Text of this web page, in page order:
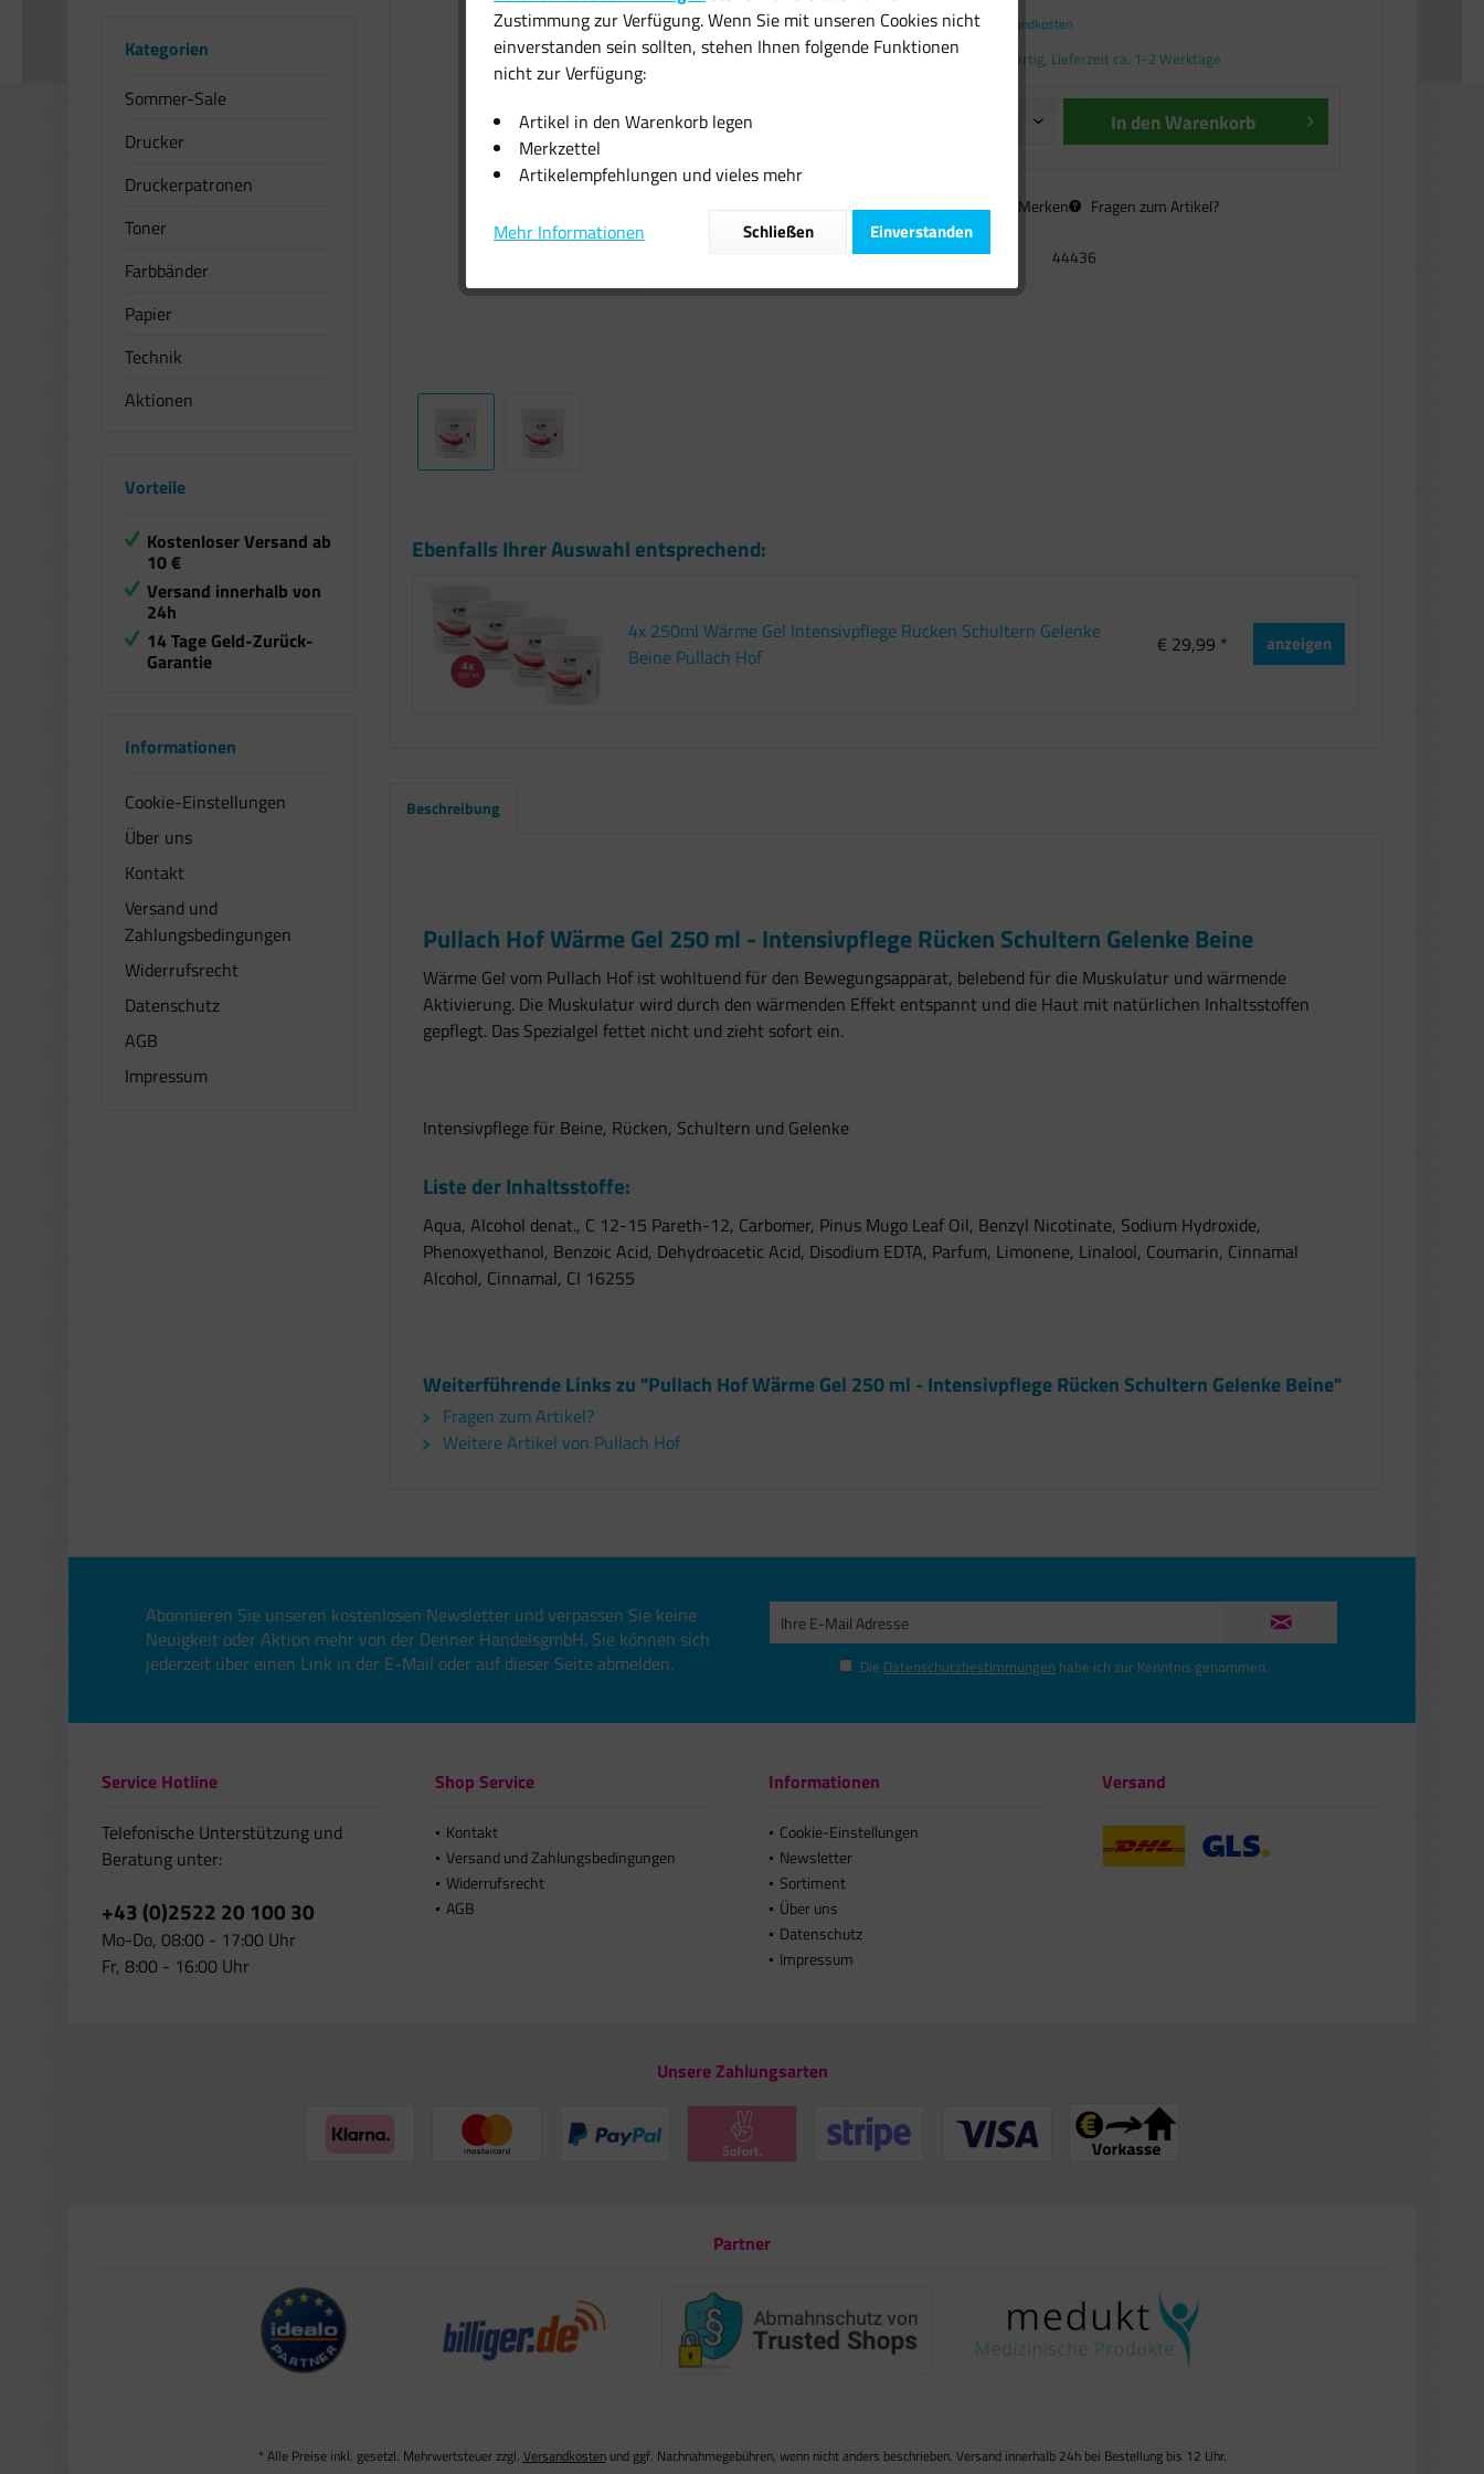
Kategorien
Sommer-Sale
Drucker
Druckerpatronen
Toner
Farbbänder
Papier
Technik
Aktionen
Vorteile
Kostenloser Versand ab
10 €
Versand innerhalb von
24h
14 Tage Geld-Zurück-
Garantie
Informationen
Cookie-Einstellungen
Über uns
Kontakt
Versand und
Zahlungsbedingungen
Widerrufsrecht
Datenschutz
AGB
Impressum
inkl. MwSt.zzgl. Versandkosten
Sofort versandfertig, Lieferzeit ca. 1-2 Werktage
In denWarenkorb
Vergleichen Merken Fragen zum Artikel?
Artikel-Nr.: 44436
Ebenfalls Ihrer Auswahl entsprechend:
4x 250ml Wärme Gel Intensivpflege Rücken Schultern Gelenke
Beine Pullach Hof
€ 29,99 * anzeigen
Beschreibung
Pullach Hof Wärme Gel 250 ml - Intensivpflege Rücken Schultern Gelenke Beine
Wärme Gel vom Pullach Hof ist wohltuend für den Bewegungsapparat, belebend für die Muskulatur und wärmende
Aktivierung. Die Muskulatur wird durch den wärmenden Effekt entspannt und die Haut mit natürlichen Inhaltsstoffen
gepflegt. Das Spezialgel fettet nicht und zieht sofort ein.
Intensivpflege für Beine, Rücken, Schultern und Gelenke
Liste der Inhaltsstoffe:
Aqua, Alcohol denat., C 12-15 Pareth-12, Carbomer, Pinus Mugo Leaf Oil, Benzyl Nicotinate, Sodium Hydroxide,
Phenoxyethanol, Benzoic Acid, Dehydroacetic Acid, Disodium EDTA, Parfum, Limonene, Linalool, Coumarin, Cinnamal
Alcohol, Cinnamal, CI 16255
Weiterführende Links zu "Pullach Hof Wärme Gel 250 ml - Intensivpflege Rücken Schultern Gelenke Beine"
Fragen zum Artikel?
Weitere Artikel von Pullach Hof
Abonnieren Sie unseren kostenlosen Newsletter und verpassen Sie keine
Neuigkeit oder Aktion mehr von der Denner HandelsgmbH. Sie können sich
jederzeit über einen Link in der E-Mail oder auf dieser Seite abmelden.
Die Datenschutzbestimmungen habe ich zur Kenntnis genommen.
Service Hotline
Telefonische Unterstützung und
Beratung unter:
+43 (0)2522 20 100 30
Mo-Do, 08:00 - 17:00 Uhr
Fr, 8:00 - 16:00 Uhr
Shop Service
Kontakt
Versand und Zahlungsbedingungen
Widerrufsrecht
AGB
Informationen
Cookie-Einstellungen
Newsletter
Sortiment
Über uns
Datenschutz
Impressum
Versand
Unsere Zahlungsarten
Partner
* Alle Preise inkl. gesetzl. Mehrwertsteuer zzgl. Versandkostenund ggf. Nachnahmegebühren, wenn nicht anders beschrieben. Versand innerhalb 24h bei Bestellung bis 12 Uhr.
Zustimmung zur Verfügung. Wenn Sie mit unseren Cookies nicht
einverstanden sein sollten, stehen Ihnen folgende Funktionen
nicht zur Verfügung:
Artikel in den Warenkorb legen
Merkzettel
Artikelempfehlungen und vieles mehr
Mehr Informationen Einverstanden
Schließen